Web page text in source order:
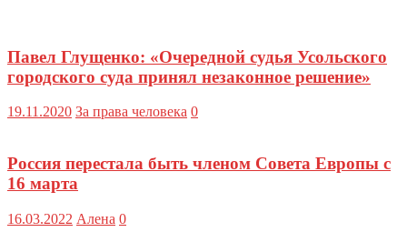
Павел Глущенко: «Очередной судья Усольского
городского суда принял незаконное решение»
19.11.2020 За права человека 0
Россия перестала быть членом Совета Европы с
16 марта
16.03.2022 Алена 0